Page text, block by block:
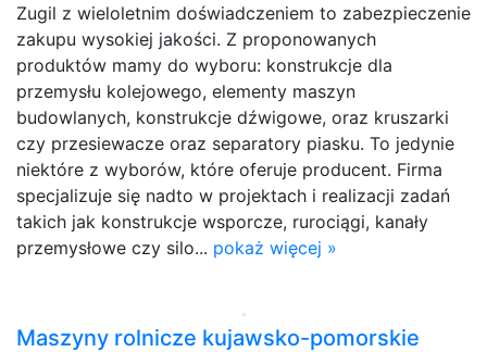
Zugil z wieloletnim doświadczeniem to zabezpieczenie
zakupu wysokiej jakości. Z proponowanych
produktów mamy do wyboru: konstrukcje dla
przemysłu kolejowego, elementy maszyn
budowlanych, konstrukcje dźwigowe, oraz kruszarki
czy przesiewacze oraz separatory piasku. To jedynie
niektóre z wyborów, które oferuje producent. Firma
specjalizuje się nadto w projektach i realizacji zadań
takich jak konstrukcje wsporcze, rurociągi, kanały
przemysłowe czy silo... pokaż więcej »
Maszyny rolnicze kujawsko-pomorskie